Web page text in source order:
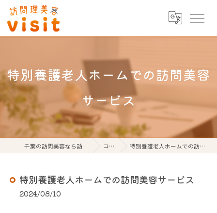
特別養護老人ホームでの訪問美容
サービス
千葉の訪問美容なら訪問理美容visit コラム 特別養護老人ホームでの訪問美容サービス
特別養護老人ホームでの訪問美容サービス
2024/08/10